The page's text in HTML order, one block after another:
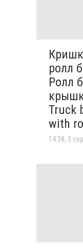
ролл
Ролл
Truck
with
14:38, 3